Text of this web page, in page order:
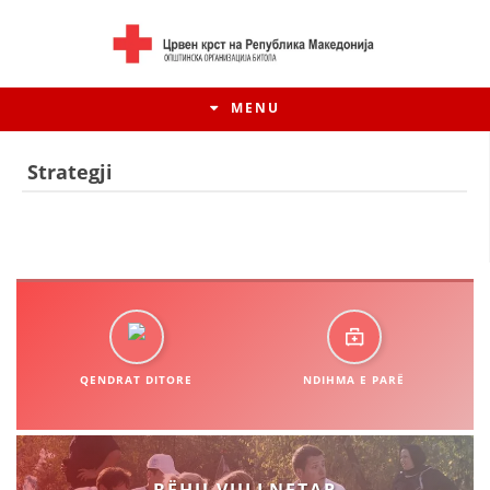
MENU
HISTORIA E KRYQIT TË KUQ
Strategji
QENDRAT DITORE NDIHMA E PARË